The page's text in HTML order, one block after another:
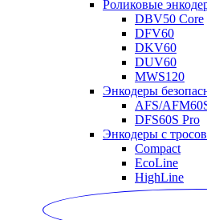
Роликовые
DBV50 Core
DFV60
DKV60
DUV60
MWS120
Энкодеры
AFS/
DFS60S Pro
Энкодеры с
Compact
EcoLine
HighLine